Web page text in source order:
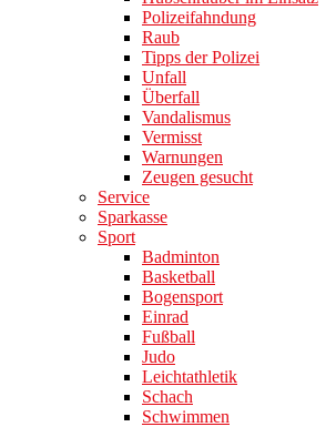
Polizeifahndung
Raub
Tipps der Polizei
Unfall
Überfall
Vandalismus
Vermisst
Warnungen
Zeugen gesucht
Service
Sparkasse
Sport
Badminton
Basketball
Bogensport
Einrad
Fußball
Judo
Leichtathletik
Schach
Schwimmen